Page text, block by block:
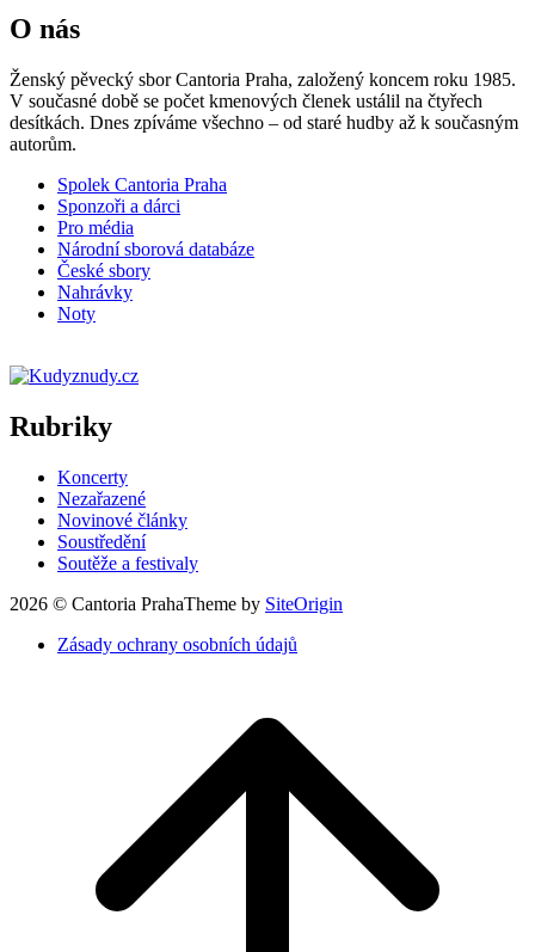
O nás
Ženský pěvecký sbor Cantoria Praha, založený koncem roku 1985.
V současné době se počet kmenových členek ustálil na čtyřech
desítkách. Dnes zpíváme všechno – od staré hudby až k současným
autorům.
Spolek Cantoria Praha
Sponzoři a dárci
Pro média
Národní sborová databáze
České sbory
Nahrávky
Noty
Rubriky
Koncerty
Nezařazené
Novinové články
Soustředění
Soutěže a festivaly
2026 © Cantoria PrahaTheme by SiteOrigin
Zásady ochrany osobních údajů